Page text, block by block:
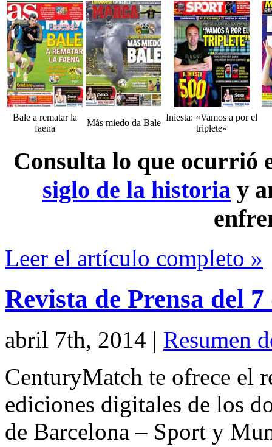
Bale a rematar la
faena
Más miedo da Bale
Iniesta: «Vamos a por el
triplete»
Consulta lo que ocurrió
siglo de la historia y
Leer el artículo completo »
Revista de Prensa del
abril 7th, 2014 | Resumen
CenturyMatch te ofrece el
ediciones digitales de los
de Barcelona – Sport y